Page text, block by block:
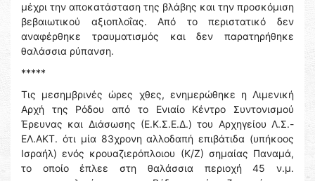
μέχρι την αποκατάσταση της βλάβης και την προσκόμιση
βεβαιωτικού αξιοπλοΐας. Από το περιστατικό δεν
αναφέρθηκε τραυματισμός και δεν παρατηρήθηκε
θαλάσσια ρύπανση.
*****
Τις μεσημβρινές ώρες χθες, ενημερώθηκε η Λιμενική
Αρχή της Ρόδου από το Ενιαίο Κέντρο Συντονισμού
Έρευνας και Διάσωσης (Ε.Κ.Σ.Ε.Δ.) του Αρχηγείου Λ.Σ.-
ΕΛ.ΑΚΤ. ότι μία 83χρονη αλλοδαπή επιβάτιδα (υπήκοος
Ισραήλ) ενός κρουαζιερόπλοιου (Κ/Ζ) σημαίας Παναμά,
το οποίο έπλεε στη θαλάσσια περιοχή 45 ν.μ.